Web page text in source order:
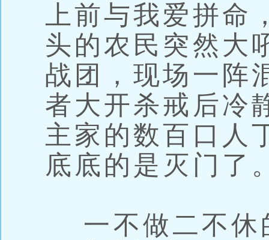
上前与我爱拼
头的农民突然大
战团，现场一阵
者大开杀戒后冷
主家的数百口人
底底的是灭门了
一不做二不休